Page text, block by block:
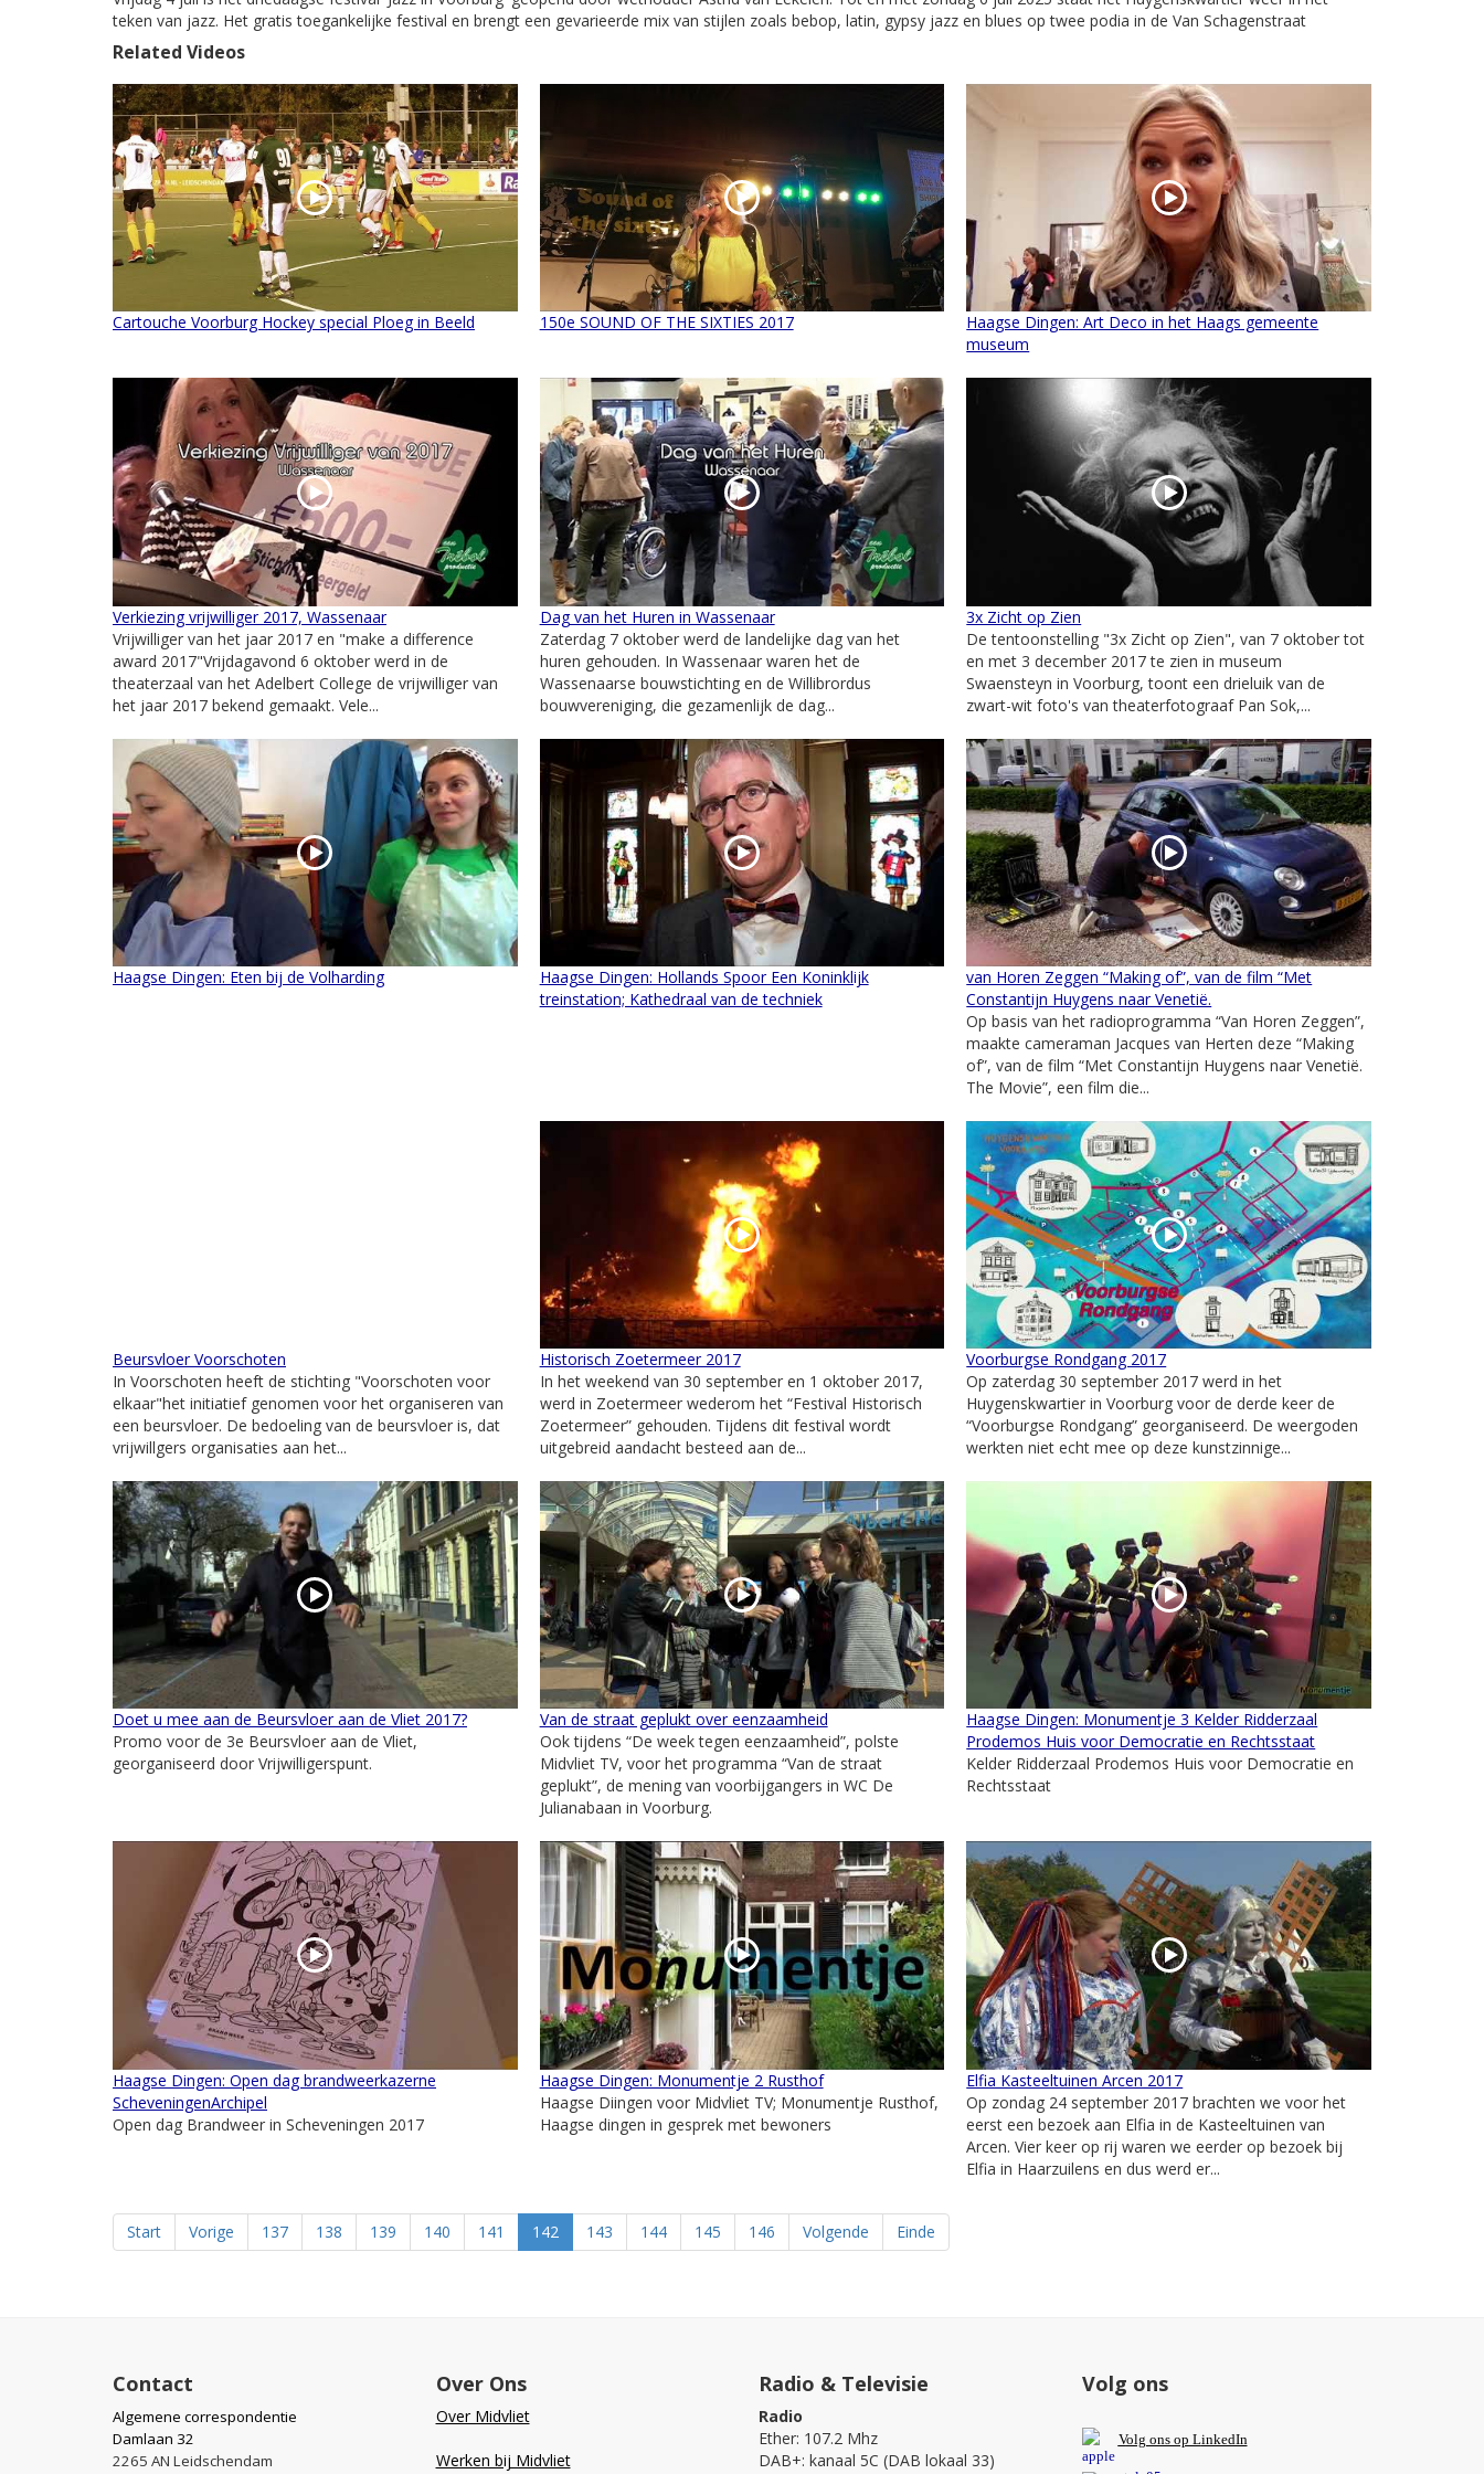
teken van jazz. Het gratis toegankelijke festival en brengt een gevarieerde mix van stijlen zoals bebop, latin, gypsy jazz en blues op twee podia in de Van Schagenstraat
Related Videos
Cartouche Voorburg Hockey special Ploeg in Beeld 150e SOUND OF THE SIXTIES 2017
Haagse Dingen: Art Deco in het Haags gemeente
museum
Verkiezing vrijwilliger 2017, Wassenaar
Vrijwilliger van het jaar 2017 en "make a difference
award 2017"Vrijdagavond 6 oktober werd in de
theaterzaal van het Adelbert College de vrijwilliger van
het jaar 2017 bekend gemaakt. Vele...
Dag van het Huren in Wassenaar
Zaterdag 7 oktober werd de landelijke dag van het
huren gehouden. In Wassenaar waren het de
Wassenaarse bouwstichting en de Willibrordus
bouwvereniging, die gezamenlijk de dag...
3x Zicht op Zien
De tentoonstelling "3x Zicht op Zien", van 7 oktober tot
en met 3 december 2017 te zien in museum
Swaensteyn in Voorburg, toont een drieluik van de
zwart-wit foto's van theaterfotograaf Pan Sok,...
Haagse Dingen: Eten bij de Volharding
Haagse Dingen: Hollands Spoor Een Koninklijk
treinstation; Kathedraal van de techniek
van Horen Zeggen “Making of”, van de film “Met
Constantijn Huygens naar Venetië.
Op basis van het radioprogramma “Van Horen Zeggen”,
maakte cameraman Jacques van Herten deze “Making
of”, van de film “Met Constantijn Huygens naar Venetië.
The Movie”, een film die...
Beursvloer Voorschoten
In Voorschoten heeft de stichting "Voorschoten voor
elkaar"het initiatief genomen voor het organiseren van
een beursvloer. De bedoeling van de beursvloer is, dat
vrijwillgers organisaties aan het...
Historisch Zoetermeer 2017
In het weekend van 30 september en 1 oktober 2017,
werd in Zoetermeer wederom het “Festival Historisch
Zoetermeer” gehouden. Tijdens dit festival wordt
uitgebreid aandacht besteed aan de...
Voorburgse Rondgang 2017
Op zaterdag 30 september 2017 werd in het
Huygenskwartier in Voorburg voor de derde keer de
“Voorburgse Rondgang” georganiseerd. De weergoden
werkten niet echt mee op deze kunstzinnige...
Doet u mee aan de Beursvloer aan de Vliet 2017?
Promo voor de 3e Beursvloer aan de Vliet,
georganiseerd door Vrijwilligerspunt.
Van de straat geplukt over eenzaamheid
Ook tijdens “De week tegen eenzaamheid”, polste
Midvliet TV, voor het programma “Van de straat
geplukt”, de mening van voorbijgangers in WC De
Julianabaan in Voorburg.
Haagse Dingen: Monumentje 3 Kelder Ridderzaal
Prodemos Huis voor Democratie en Rechtsstaat
Kelder Ridderzaal Prodemos Huis voor Democratie en
Rechtsstaat
Haagse Dingen: Open dag brandweerkazerne
ScheveningenArchipel
Open dag Brandweer in Scheveningen 2017
Haagse Dingen: Monumentje 2 Rusthof
Haagse Diingen voor Midvliet TV; Monumentje Rusthof,
Haagse dingen in gesprek met bewoners
Elfia Kasteeltuinen Arcen 2017
Op zondag 24 september 2017 brachten we voor het
eerst een bezoek aan Elfia in de Kasteeltuinen van
Arcen. Vier keer op rij waren we eerder op bezoek bij
Elfia in Haarzuilens en dus werd er...
Start Vorige 137 138 139 140 141 142 143 144 145 146 Volgende Einde
Contact
Algemene correspondentie
Damlaan 32
2265 AN Leidschendam
Over Ons
Over Midvliet
Werken bij Midvliet
Radio & Televisie
Radio
Ether: 107.2 Mhz
DAB+: kanaal 5C (DAB lokaal 33)
Volg ons
Volg ons op LinkedIn